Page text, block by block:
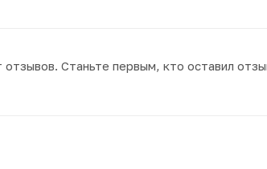
отзывов. Станьте первым, кто оставил